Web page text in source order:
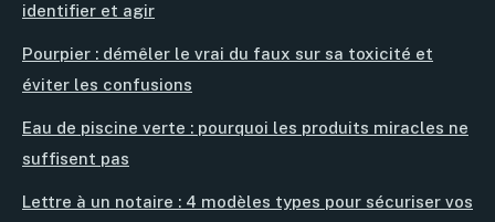
identifier et agir
Pourpier : démêler le vrai du faux sur sa toxicité et
éviter les confusions
Eau de piscine verte : pourquoi les produits miracles ne
suffisent pas
Lettre à un notaire : 4 modèles types pour sécuriser vos